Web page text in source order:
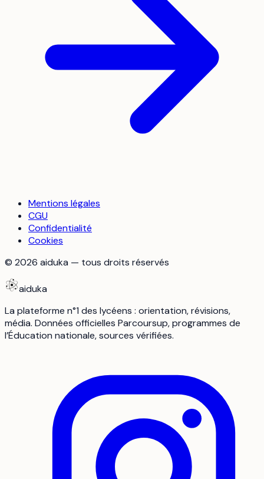
Mentions légales
CGU
Confidentialité
Cookies
© 2026 aiduka — tous droits réservés
aiduka
La plateforme n°1 des lycéens : orientation, révisions,
média. Données officielles Parcoursup, programmes de
l’Éducation nationale, sources vérifiées.